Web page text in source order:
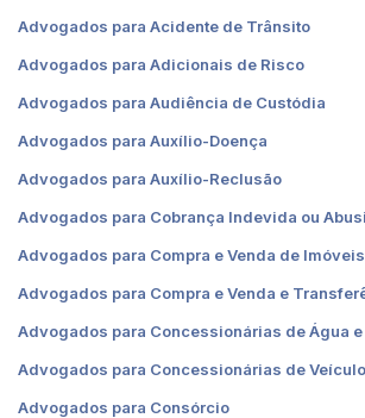
Advogados para Acidente de Trânsito
Advogados para Adicionais de Risco
Advogados para Audiência de Custódia
Advogados para Auxílio-Doença
Advogados para Auxílio-Reclusão
Advogados para Cobrança Indevida ou
Advogados para Compra e Venda de Imóveis
Advogados para Compra e Venda e
Advogados para Concessionárias de Água e
Advogados para Concessionárias de Veículo
Advogados para Consórcio